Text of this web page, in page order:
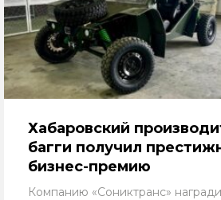
Хабаровский
багги получил
бизнес-премию
Компанию «Сониктранс»